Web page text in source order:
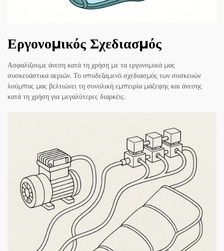
Εργονομικός Σχεδιασμός
Ασφαλίζουμε άνεση κατά τη χρήση με τα εργονομικά μας
συσκευάστικα αεριών. Το υποδεξαμενό σχεδιασμός των συσκευών
λούμπας μας βελτιώνει τη συνολική εμπειρία μάζεψης και άνεσης
κατά τη χρήση για μεγαλύτερες διαρκέις.